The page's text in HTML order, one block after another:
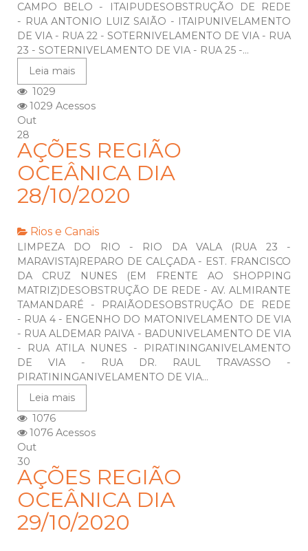
CAMPO BELO - ITAIPUDESOBSTRUÇÃO DE REDE
- RUA ANTONIO LUIZ SAIÃO - ITAIPUNIVELAMENTO
DE VIA - RUA 22 - SOTERNIVELAMENTO DE VIA - RUA
23 - SOTERNIVELAMENTO DE VIA - RUA 25 -...
Leia mais
1029
1029 Acessos
Out
28
AÇÕES REGIÃO
OCEÂNICA DIA
28/10/2020
Rios e Canais
LIMPEZA DO RIO - RIO DA VALA (RUA 23 -
MARAVISTA)REPARO DE CALÇADA - EST. FRANCISCO
DA CRUZ NUNES (EM FRENTE AO SHOPPING
MATRIZ)DESOBSTRUÇÃO DE REDE - AV. ALMIRANTE
TAMANDARÉ - PRAIÃODESOBSTRUÇÃO DE REDE
- RUA 4 - ENGENHO DO MATONIVELAMENTO DE VIA
- RUA ALDEMAR PAIVA - BADUNIVELAMENTO DE VIA
- RUA ATILA NUNES - PIRATININGANIVELAMENTO
DE VIA - RUA DR. RAUL TRAVASSO -
PIRATININGANIVELAMENTO DE VIA...
Leia mais
1076
1076 Acessos
Out
30
AÇÕES REGIÃO
OCEÂNICA DIA
29/10/2020